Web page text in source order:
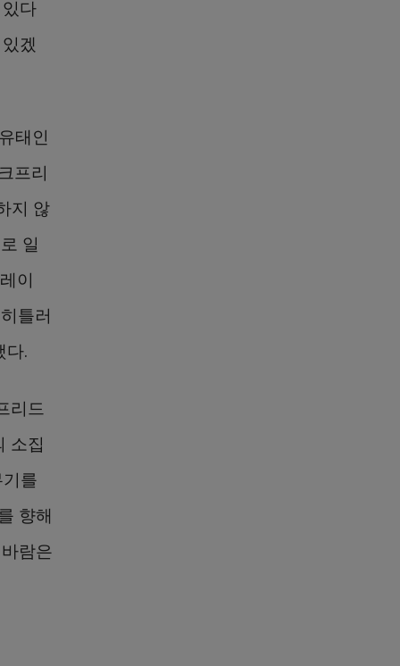
다
겠
태인
프리
지 않
일
이
틀러
다.
리드
소집
를
향해
람은